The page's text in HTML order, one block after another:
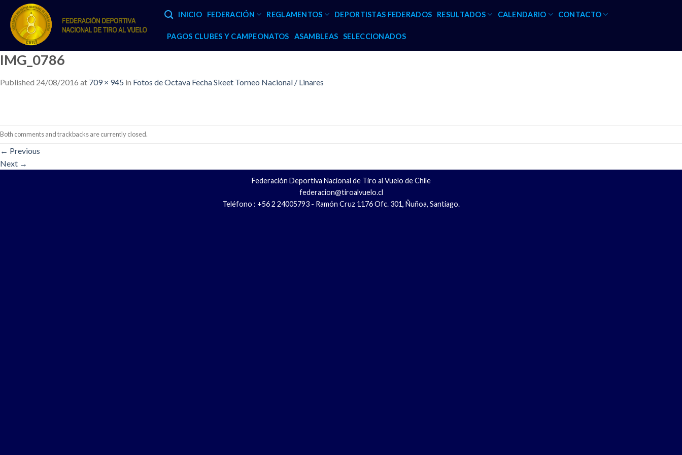
content
INICIO FEDERACIÓN REGLAMENTOS DEPORTISTAS FEDERADOS RESULTADOS CALENDARIO CONTACTO
PAGOS CLUBES Y CAMPEONATOS ASAMBLEAS SELECCIONADOS
IMG_0786
Published 24/08/2016 at 709 × 945 in Fotos de Octava Fecha Skeet Torneo Nacional / Linares
Both comments and trackbacks are currently closed.
← Previous
Next →
Federación Deportiva Nacional de Tiro al Vuelo de Chile
federacion@tiroalvuelo.cl
Teléfono : +56 2 24005793 - Ramón Cruz 1176 Ofc. 301, Ñuñoa, Santiago.